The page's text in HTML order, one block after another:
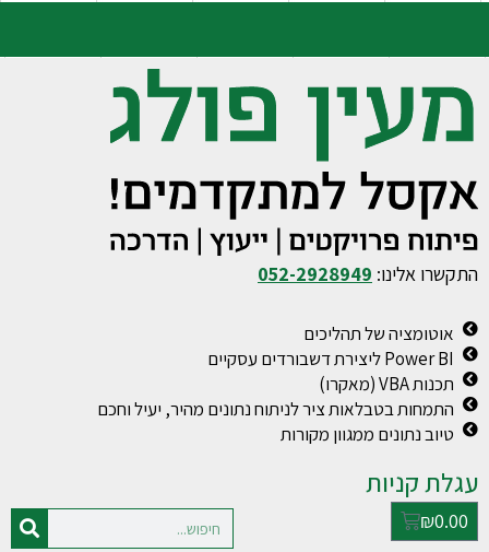
התקשרו אלינו: 052-2928949
אוטומציה של תהליכים
Power BI ליצירת דשבורדים עסקיים
תכנות VBA (מאקרו)
התמחות בטבלאות ציר לניתוח נתונים מהיר, יעיל וחכם
טיוב נתונים ממגוון מקורות
עגלת קניות
₪0.00